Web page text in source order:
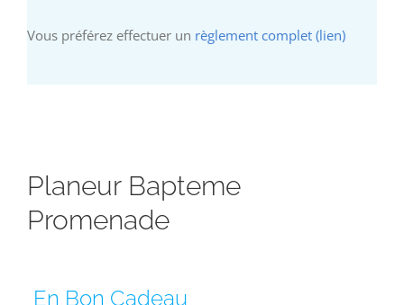
Vous préférez effectuer un règlement complet (lien)
Planeur Bapteme
Promenade